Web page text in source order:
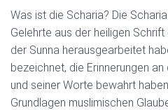
Was ist die Scharia? Die
Gelehrte aus der heiligen
der Sunna herausgearbeitet
bezeichnet, die Erinnerungen
und seiner Worte bewahrt
Grundlagen muslimischen